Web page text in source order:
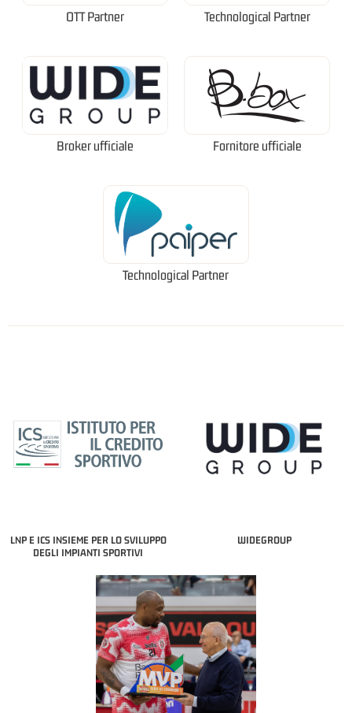
OTT Partner Technological Partner
Broker ufficiale Fornitore ufficiale
Technological Partner
LNP E ICS INSIEME PER LO SVILUPPO
DEGLI IMPIANTI SPORTIVI
WIDEGROUP